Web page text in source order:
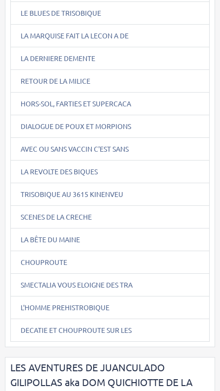
LE BLUES DE TRISOBIQUE
LA MARQUISE FAIT LA LECON A DE
LA DERNIERE DEMENTE
RETOUR DE LA MILICE
HORS-SOL, FARTIES ET SUPERCACA
DIALOGUE DE POUX ET MORPIONS
AVEC OU SANS VACCIN C'EST SANS
LA REVOLTE DES BIQUES
TRISOBIQUE AU 3615 KINENVEU
SCENES DE LA CRECHE
LA BÊTE DU MAINE
CHOUPROUTE
SMECTALIA VOUS ELOIGNE DES TRA
L'HOMME PREHISTROBIQUE
DECATIE ET CHOUPROUTE SUR LES
LES AVENTURES DE JUANCULADO
GILIPOLLAS aka DOM QUICHIOTTE DE LA